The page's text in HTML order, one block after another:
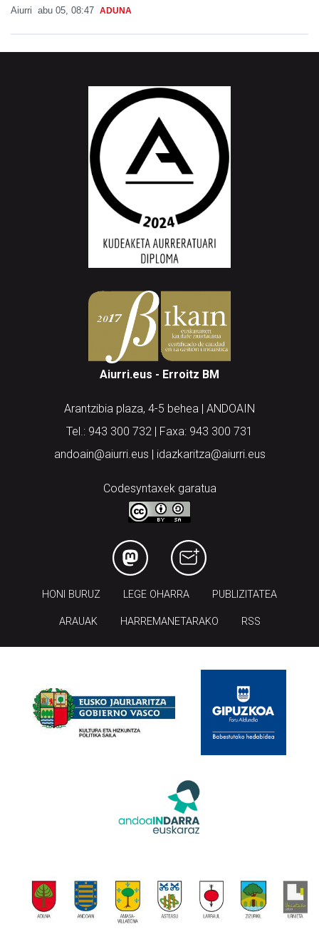
Aiurri abu 05, 08:47 ADUNA
Aiurri.eus - Erroitz BM
Arantzibia plaza, 4-5 behea | ANDOAIN
Tel.: 943 300 732 | Faxa: 943 300 731
andoain@aiurri.eus | idazkaritza@aiurri.eus
Codesyntaxek garatua
HONI BURUZ LEGE OHARRA PUBLIZITATEA
ARAUAK HARREMANETARAKO RSS